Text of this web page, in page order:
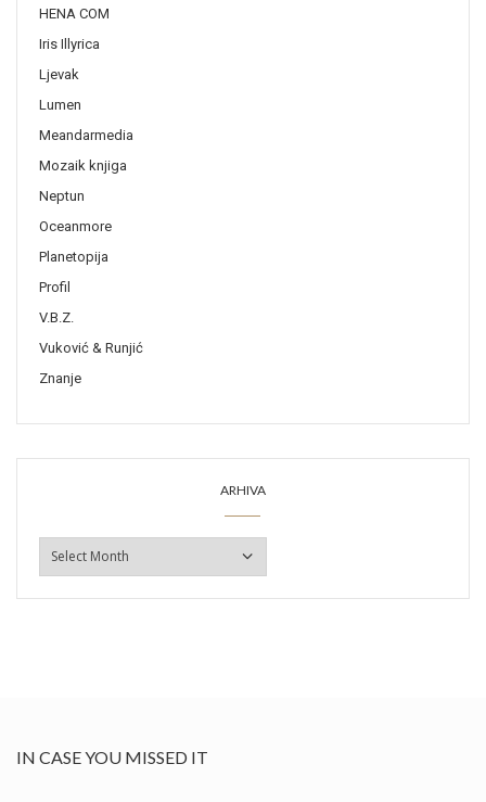
HENA COM
Iris Illyrica
Ljevak
Lumen
Meandarmedia
Mozaik knjiga
Neptun
Oceanmore
Planetopija
Profil
V.B.Z.
Vuković & Runjić
Znanje
ARHIVA
ARHIVA
IN CASE YOU MISSED IT